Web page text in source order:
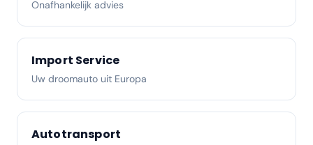
Onafhankelijk advies
Import Service
Uw droomauto uit Europa
Autotransport